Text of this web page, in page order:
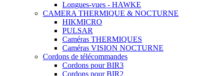
Longues-vues - HAWKE
CAMERA THERMIQUE & NOCTURNE
HIKMICRO
PULSAR
Caméras THERMIQUES
Caméras VISION NOCTURNE
Cordons de télécommandes
Cordons pour BIR3
Cordons pour BIR2